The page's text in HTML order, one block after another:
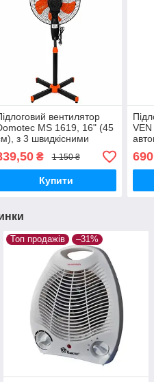
вентилятор
MS 1619, 16" (45
з 3 швидкісними
₴ 1 150 ₴
Купити
120
Топ продажів –31%